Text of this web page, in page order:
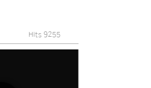
Hits 9255